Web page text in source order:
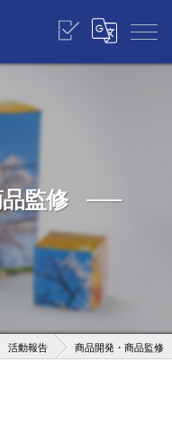
監修
活動報告 商品開発・商品監修